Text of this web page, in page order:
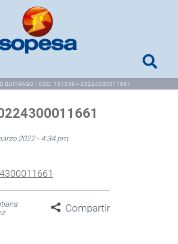
BUITRAGO / COD. 151349 > 20224300011661
2022 - 4:34 pm
Compartir